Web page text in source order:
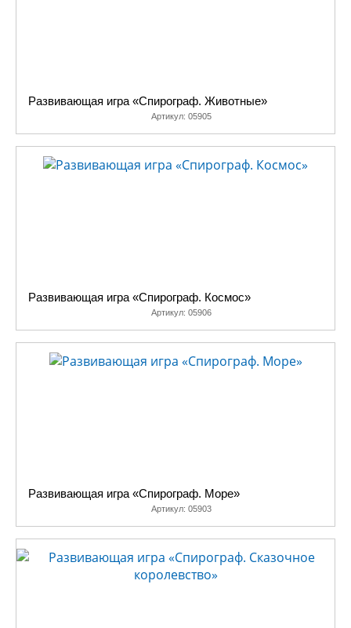
Развивающая игра «Спирограф. Животные»
Артикул: 05905
Развивающая игра «Спирограф. Космос»
Артикул: 05906
Развивающая игра «Спирограф. Море»
Артикул: 05903